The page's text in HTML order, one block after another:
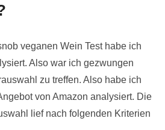
veganen Wein Test habe ich
Also war ich gezwungen
zu treffen. Also habe ich
von Amazon analysiert. Die
lief nach folgenden Kriterien